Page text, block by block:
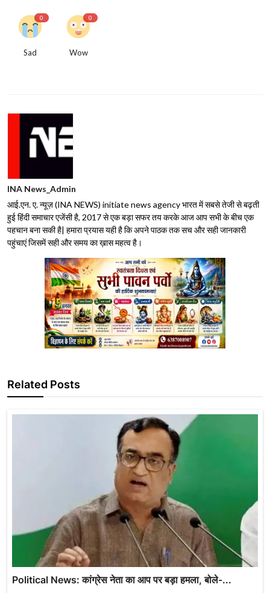
0
Sad
0
Wow
INA News_Admin
आई.एन. ए. न्यूज़ (INA NEWS) initiate news agency भारत में सबसे तेजी से बढ़ती
हुई हिंदी समाचार एजेंसी है, 2017 से एक बड़ा सफर तय करके आज आप सभी के बीच एक
पहचान बना सकी है| हमारा प्रयास यही है कि अपने पाठक तक सच और सही जानकारी
पहुंचाएं जिसमें सही और समय का ख़ास महत्व है।
Related Posts
Political News: कांग्रेस नेता का आप पर बड़ा हमला, बोले-...